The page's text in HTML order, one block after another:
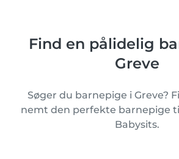
Find en pålidelig
Greve
Søger du barnepige i Greve?
nemt den perfekte barnepige
Babysits.